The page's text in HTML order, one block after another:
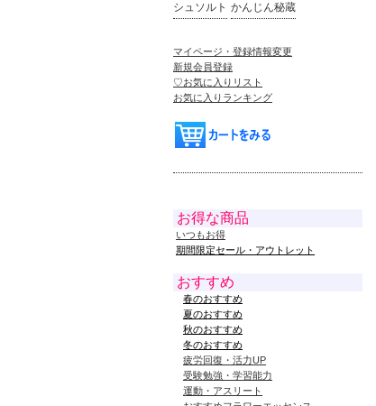
シュソルト かんじん秘蔵
マイページ・登録情報変更
新規会員登録
♡お気に入りリスト
お気に入りランキング
お得な商品
いつもお得
期間限定セール・アウトレット
おすすめ
春のおすすめ
夏のおすすめ
秋のおすすめ
冬のおすすめ
疲労回復・活力UP
受験勉強・学習能力
運動・アスリート